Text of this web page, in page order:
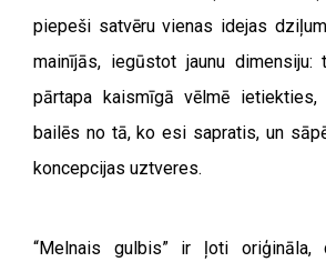
piepeši satvēru vienas idejas
mainījās, iegūstot jaunu dimensiju:
pārtapa kaismīgā vēlmē ietiekties,
bailēs no tā, ko esi sapratis, un
koncepcijas uztveres.
“Melnais gulbis” ir ļoti oriģināla,